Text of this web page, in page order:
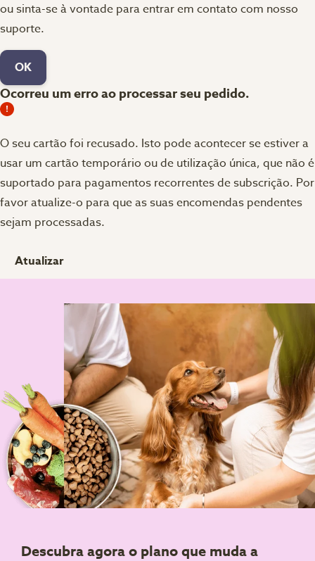
ou sinta-se à vontade para entrar em contato com nosso
suporte.
OK
Ocorreu um erro ao processar seu pedido.
O seu cartão foi recusado. Isto pode acontecer se estiver a
usar um cartão temporário ou de utilização única, que não é
suportado para pagamentos recorrentes de subscrição. Por
favor atualize-o para que as suas encomendas pendentes
sejam processadas.
Atualizar
Descubra agora o plano que muda a